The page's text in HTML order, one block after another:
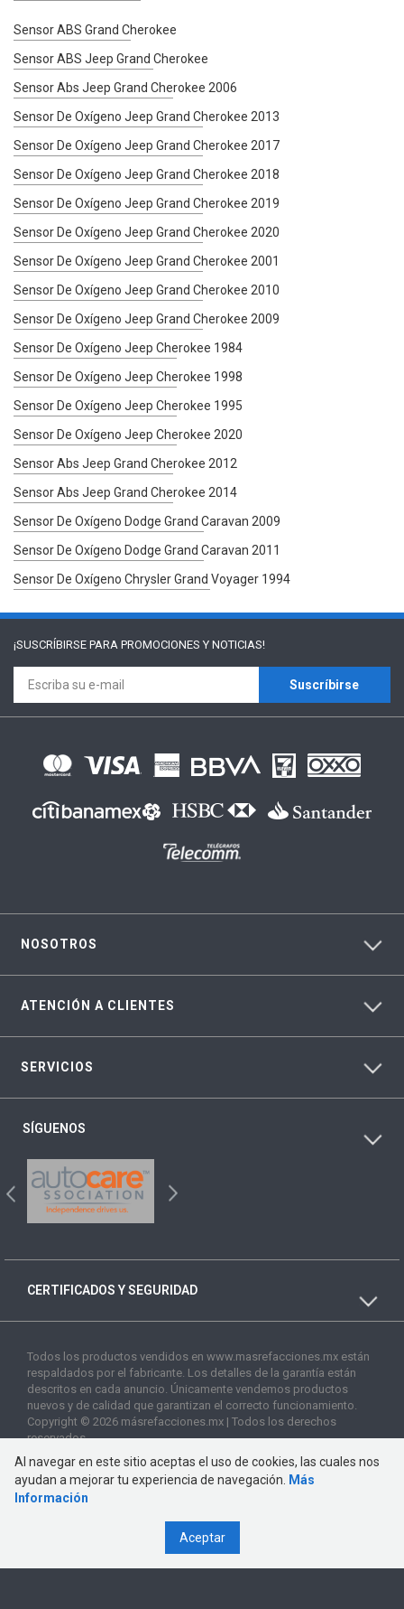
Sensor ABS Grand Cherokee
Sensor ABS Jeep Grand Cherokee
Sensor Abs Jeep Grand Cherokee 2006
Sensor De Oxígeno Jeep Grand Cherokee 2013
Sensor De Oxígeno Jeep Grand Cherokee 2017
Sensor De Oxígeno Jeep Grand Cherokee 2018
Sensor De Oxígeno Jeep Grand Cherokee 2019
Sensor De Oxígeno Jeep Grand Cherokee 2020
Sensor De Oxígeno Jeep Grand Cherokee 2001
Sensor De Oxígeno Jeep Grand Cherokee 2010
Sensor De Oxígeno Jeep Grand Cherokee 2009
Sensor De Oxígeno Jeep Cherokee 1984
Sensor De Oxígeno Jeep Cherokee 1998
Sensor De Oxígeno Jeep Cherokee 1995
Sensor De Oxígeno Jeep Cherokee 2020
Sensor Abs Jeep Grand Cherokee 2012
Sensor Abs Jeep Grand Cherokee 2014
Sensor De Oxígeno Dodge Grand Caravan 2009
Sensor De Oxígeno Dodge Grand Caravan 2011
Sensor De Oxígeno Chrysler Grand Voyager 1994
¡SUSCRÍBIRSE PARA PROMOCIONES Y NOTICIAS!
Suscríbirse
NOSOTROS
ATENCIÓN A CLIENTES
SERVICIOS
SÍGUENOS
CERTIFICADOS Y SEGURIDAD
Todos los productos vendidos en www.masrefacciones.mx están
respaldados por el fabricante. Los detalles de la garantía están
descritos en cada anuncio. Únicamente vendemos productos
nuevos y de calidad que garantizan el correcto funcionamiento.
Copyright © 2026 másrefacciones.mx | Todos los derechos
reservados
Al navegar en este sitio aceptas el uso de cookies, las cuales nos
ayudan a mejorar tu experiencia de navegación.
Más
Información
Aceptar